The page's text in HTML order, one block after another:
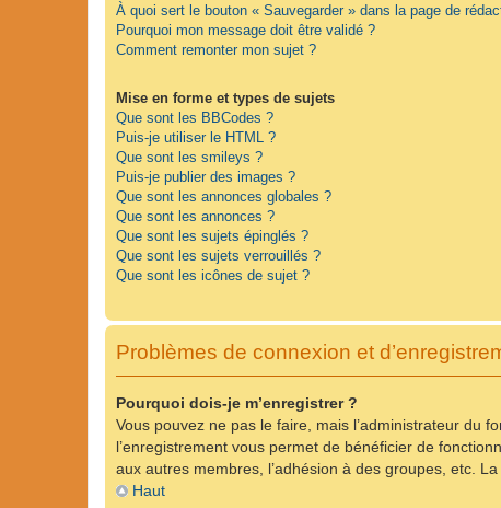
À quoi sert le bouton « Sauvegarder » dans la page de
Pourquoi mon message doit être validé ?
Comment remonter mon sujet ?
Mise en forme et types de sujets
Que sont les BBCodes ?
Puis-je utiliser le HTML ?
Que sont les smileys ?
Puis-je publier des images ?
Que sont les annonces globales ?
Que sont les annonces ?
Que sont les sujets épinglés ?
Que sont les sujets verrouillés ?
Que sont les icônes de sujet ?
Problèmes de connexion et
Pourquoi dois-je m’enregistrer ?
Vous pouvez ne pas le faire, mais l’administrateur du
l’enregistrement vous permet de bénéficier de
aux autres membres, l’adhésion à des groupes, etc.
Haut